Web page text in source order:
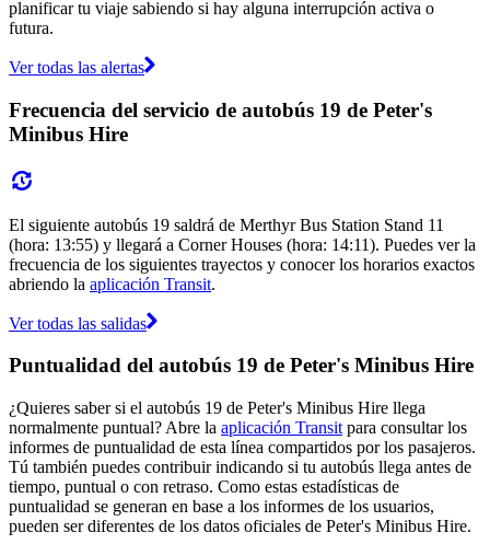
planificar tu viaje sabiendo si hay alguna interrupción activa o
futura.
Ver todas las alertas
Frecuencia del servicio de autobús 19 de Peter's
Minibus Hire
El siguiente autobús 19 saldrá de Merthyr Bus Station Stand 11
(hora: 13:55) y llegará a Corner Houses (hora: 14:11). Puedes ver la
frecuencia de los siguientes trayectos y conocer los horarios exactos
abriendo la aplicación Transit.
Ver todas las salidas
Puntualidad del autobús 19 de Peter's Minibus Hire
¿Quieres saber si el autobús 19 de Peter's Minibus Hire llega
normalmente puntual? Abre la aplicación Transit para consultar los
informes de puntualidad de esta línea compartidos por los pasajeros.
Tú también puedes contribuir indicando si tu autobús llega antes de
tiempo, puntual o con retraso. Como estas estadísticas de
puntualidad se generan en base a los informes de los usuarios,
pueden ser diferentes de los datos oficiales de Peter's Minibus Hire.